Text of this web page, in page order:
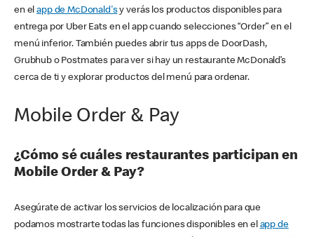
en elapp de McDonald'sy verás los productos disponibles para
entrega por Uber Eats en el app cuando selecciones “Order” en el
menú inferior. También puedes abrir tus apps de DoorDash,
Grubhub o Postmates para ver si hay un restaurante McDonald’s
cerca de ti y explorar productos del menú para ordenar.
Mobile Order & Pay
¿Cómo sé cuáles restaurantes participan en
Mobile Order & Pay?
Asegúrate de activar los servicios de localización para que
podamos mostrarte todas las funciones disponibles en el app de